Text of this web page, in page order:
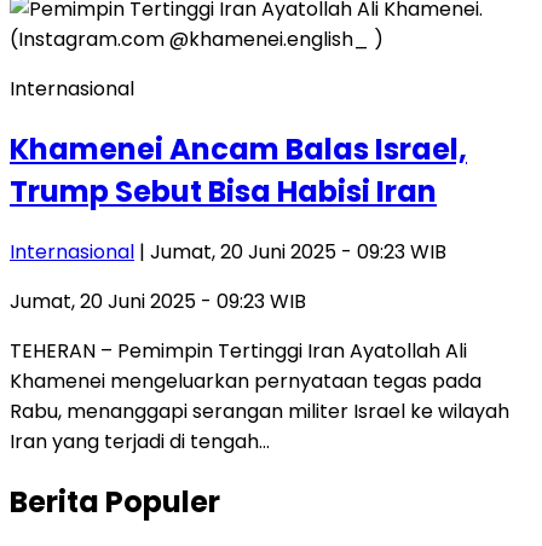
Internasional
Khamenei Ancam Balas Israel,
Trump Sebut Bisa Habisi Iran
Internasional | Jumat, 20 Juni 2025 - 09:23 WIB
Jumat, 20 Juni 2025 - 09:23 WIB
TEHERAN – Pemimpin Tertinggi Iran Ayatollah Ali
Khamenei mengeluarkan pernyataan tegas pada
Rabu, menanggapi serangan militer Israel ke wilayah
Iran yang terjadi di tengah…
Berita Populer